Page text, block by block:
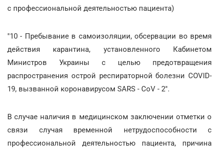
с профессиональной деятельностью пациента)
"10 - Пребывание в самоизоляции, обсервации во время
действия карантина, установленного Кабинетом
Министров Украины с целью предотвращения
распространения острой респираторной болезни COVID-
19, вызванной коронавирусом SARS - СoV - 2".
В случае наличия в медицинском заключении отметки о
связи случая временной нетрудоспособности с
профессиональной деятельностью пациента, причина